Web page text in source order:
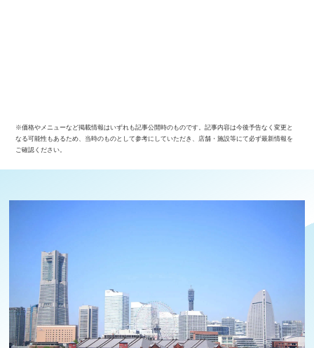
※価格やメニューなど掲載情報はいずれも記事公開時のものです。記事内容は今後予告なく変更と
なる可能性もあるため、当時のものとして参考にしていただき、店舗・施設等にて必ず最新情報を
ご確認ください。